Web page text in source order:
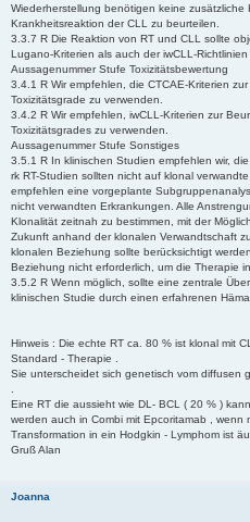
Wiederherstellung benötigen keine zusätzliche
Krankheitsreaktion der CLL zu beurteilen.
3.3.7 R Die Reaktion von RT und CLL sollte
Lugano-Kriterien als auch der iwCLL-Richtlinien
Aussagenummer Stufe Toxizitätsbewertung
3.4.1 R Wir empfehlen, die CTCAE-Kriterien
Toxizitätsgrade zu verwenden.
3.4.2 R Wir empfehlen, iwCLL-Kriterien zur
Toxizitätsgrades zu verwenden.
Aussagenummer Stufe Sonstiges
3.5.1 R In klinischen Studien empfehlen wir,
rk RT-Studien sollten nicht auf klonal
empfehlen eine vorgeplante
nicht verwandten Erkrankungen. Alle
Klonalität zeitnah zu bestimmen, mit der
Zukunft anhand der klonalen Verwandtschaft
klonalen Beziehung sollte berücksichtigt
Beziehung nicht erforderlich, um die Therapie
3.5.2 R Wenn möglich, sollte eine zentrale
klinischen Studie durch einen erfahrenen
Hinweis : Die echte RT ca. 80 % ist klonal mit
Standard - Therapie .
Sie unterscheidet sich genetisch vom diffusen
Eine RT die aussieht wie DL- BCL ( 20 % )
werden auch in Combi mit Epcoritamab , wenn
Transformation in ein Hodgkin - Lymphom ist
Gruß Alan
Joanna